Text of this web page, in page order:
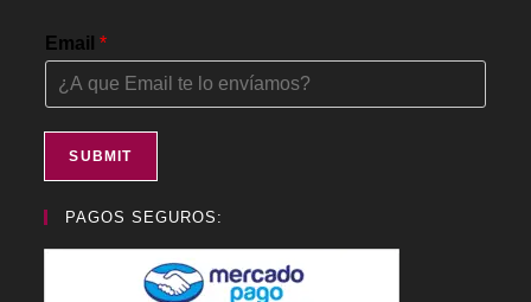
Email*
SUBMIT
PAGOS SEGUROS: